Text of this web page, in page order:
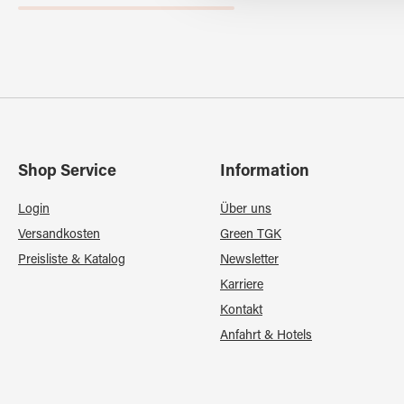
Shop Service
Login
Versandkosten
Preisliste & Katalog
Information
Über uns
Green TGK
Newsletter
Karriere
Kontakt
Anfahrt & Hotels